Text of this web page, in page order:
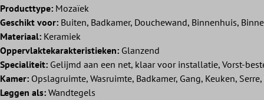
Producttype: Mozaïek
Geschikt voor: Buiten, Badkamer, Douchewand, Binnenhuis,
Materiaal: Keramiek
Oppervlaktekarakteristieken: Glanzend
Specialiteit: Gelijmd aan een net, klaar voor installatie, Vorst-
Kamer: Opslagruimte, Wasruimte, Badkamer, Gang, Keuken,
Leggen als: Wandtegels